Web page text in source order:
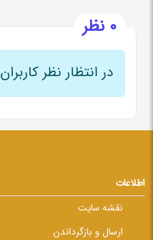
0 نظر
در انتظار نظر کاربران
اطلاعات
نقشه سایت
ارسال و بازگرداندن